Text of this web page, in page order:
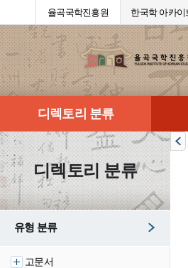
율곡국학진흥원 한국학 아카이
디렉토리 분류
디렉토리 분류
유형 분류
고문서